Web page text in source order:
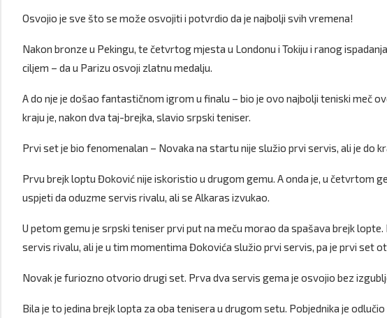
Osvojio je sve što se može osvojiti i potvrdio da je najbolji svih vremena!
Nakon bronze u Pekingu, te četvrtog mjesta u Londonu i Tokiju i ranog
ciljem – da u Parizu osvoji zlatnu medalju.
A do nje je došao fantastičnom igrom u finalu – bio je ovo najbolji teniski meč
kraju je, nakon dva taj-brejka, slavio srpski teniser.
Prvi set je bio fenomenalan – Novaka na startu nije služio prvi servis, ali je do
Prvu brejk loptu Đoković nije iskoristio u drugom gemu. A onda je, u četvrtom
uspjeti da oduzme servis rivalu, ali se Alkaras izvukao.
U petom gemu je srpski teniser prvi put na meču morao da spašava brejk
servis rivalu, ali je u tim momentima Đokovića služio prvi servis, pa je prvi set
Novak je furiozno otvorio drugi set. Prva dva servis gema je osvojio bez
Bila je to jedina brejk lopta za oba tenisera u drugom setu. Pobjednika je